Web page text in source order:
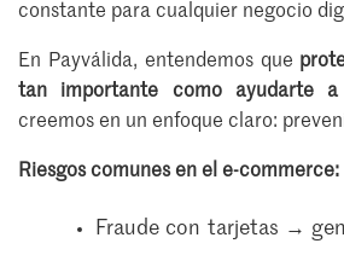
constante para cualquier negocio
En Payválida, entendemos que
tan importante como ayudarte a
creemos en un enfoque claro:
Riesgos comunes en el e-commerce:
Fraude con tarjetas →